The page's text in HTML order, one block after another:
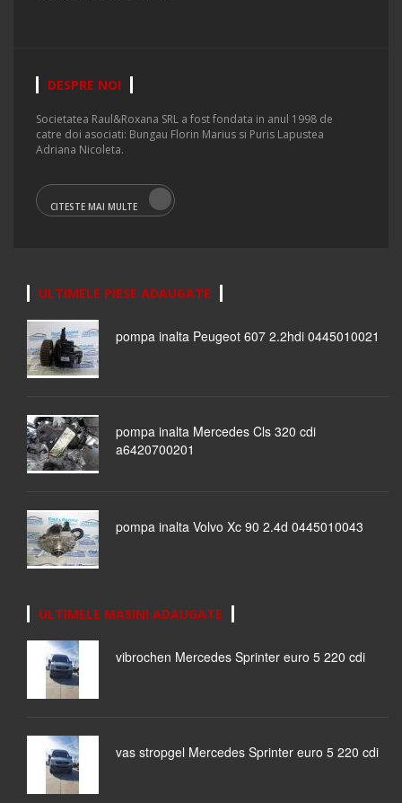
DESPRE NOI
Societatea Raul&Roxana SRL a fost fondata in anul 1998 de
catre doi asociati: Bungau Florin Marius si Puris Lapustea
Adriana Nicoleta.
CITESTE MAI MULTE
ULTIMELE PIESE ADAUGATE
pompa inalta Peugeot 607 2.2hdi 0445010021
pompa inalta Mercedes Cls 320 cdi
a6420700201
pompa inalta Volvo Xc 90 2.4d 0445010043
ULTIMELE MASINI ADAUGATE
vibrochen Mercedes Sprinter euro 5 220 cdi
vas stropgel Mercedes Sprinter euro 5 220 cdi